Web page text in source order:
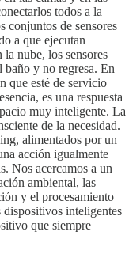
todos a la
conjuntos de sensores
a que ejecutan
nube, los sensores
baño y no regresa. En
que esté de servicio
es una respuesta
muy inteligente. La
de la necesidad.
alimentados por un
acción igualmente
Nos acercamos a un
ambiental, las
y el procesamiento
dispositivos inteligentes
que siempre